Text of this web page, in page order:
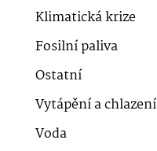
Klimatická krize
Fosilní paliva
Ostatní
Vytápění a chlazení
Voda